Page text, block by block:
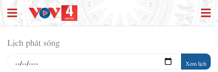
Lịch phát sóng
Xem lịch